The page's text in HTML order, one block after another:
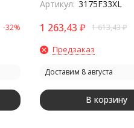
-32%
Артикул: 3175F33XL
1 263,43 ₽ 1 613,43₽
Предзаказ
Доставим 8 августа
В корзину